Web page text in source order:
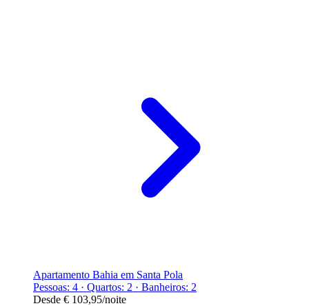
Apartamento Bahia em Santa Pola
Pessoas: 4 · Quartos: 2 · Banheiros: 2
Desde € 103,95/noite